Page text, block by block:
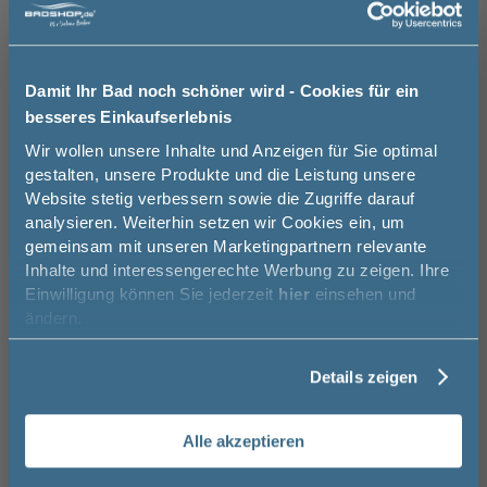
Damit Ihr Bad noch schöner wird - Cookies für ein
besseres Einkaufserlebnis
Wir wollen unsere Inhalte und Anzeigen für Sie optimal
gestalten, unsere Produkte und die Leistung unsere
Website stetig verbessern sowie die Zugriffe darauf
analysieren. Weiterhin setzen wir Cookies ein, um
gemeinsam mit unseren Marketingpartnern relevante
Inhalte und interessengerechte Werbung zu zeigen. Ihre
Einwilligung können Sie jederzeit hier einsehen und
ändern.
Details zeigen
Alle akzeptieren
Puris Handtuchhalter chrom, zweiarmig,
ausziehbar
Puris
nach
Das könnte Sie auch
interessieren
16
mm - für Gästebäder
Puris
Jetzt 50 € sparen!
Melde Sie sich hier zu unserem
Newsletter an und sparen Sie
50€* auf Ihre Bestellung!
Email